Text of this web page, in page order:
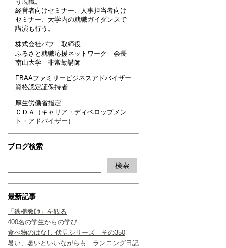
経営者向けセミナー、人事担当者向け
セミナー、大学内の就職ガイダンスで
講演も行う。
株式会社パフ 取締役
ふるさと就職応援ネットワーク 会長
南山大学 非常勤講師
FBAAファミリービジネスアドバイザー
資格認定証保持者
厚生労働省指定
ＣＤＡ（キャリア・ディベロップメン
ト・アドバイザー）
ブログ検索
最新記事
「鉄槌教師」を観る
400名の学生からの学び
食べ物のはなし 伏見シリーズ その350
暑い、暑いといいながらも ランニング日記